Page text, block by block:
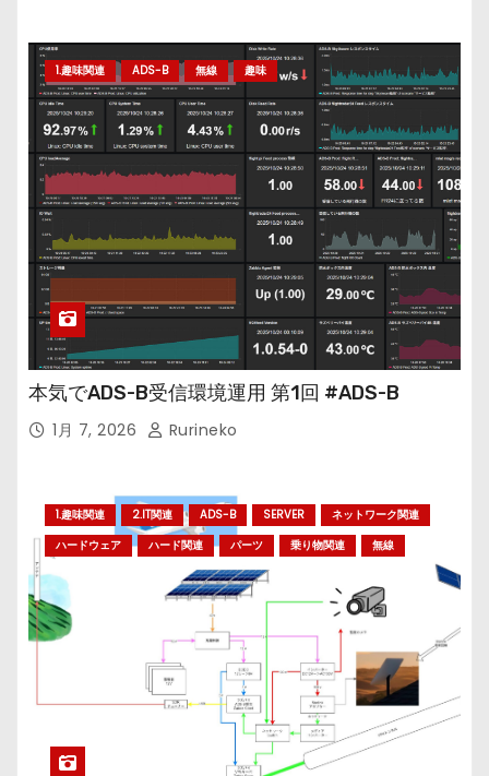
1.趣味関連 ADS-B 無線 趣味
本気でADS-B受信環境運用 第1回 #ADS-B
1月 7, 2026 Rurineko
1.趣味関連 2.IT関連 ADS-B SERVER
ネットワーク関連
ハードウェア
ハード関連 パーツ 乗り物関連 無線